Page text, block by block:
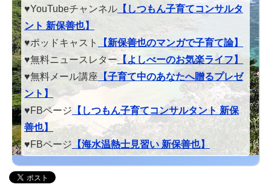
♥YouTubeチャンネル 【しつもん子育てコンサルタ
ント 新保善也】
♥ポッドキャスト
【新保善也のマンガで子育て論】
♥無料ニュースレター【よしべーのお気楽ライフ】
♥無料メール講座 【子育て中のあなたへ贈るプレゼ
ント】
♥FBページ 【しつもん子育てコンサルタント 新保
善也】
♥FBページ 【海水温熱士見習い 新保善也】